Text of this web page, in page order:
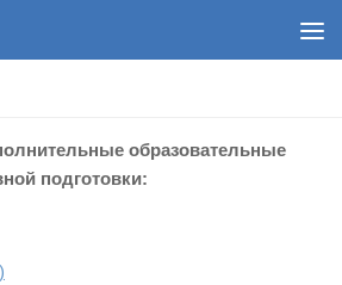
образовательные
подготовки: